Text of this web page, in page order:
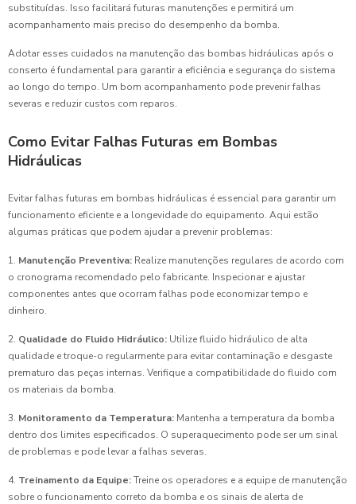
substituídas. Isso facilitará futuras manutenções e permitirá um
acompanhamento mais preciso do desempenho da bomba.
Adotar esses cuidados na manutenção das bombas hidráulicas após o
conserto é fundamental para garantir a eficiência e segurança do sistema
ao longo do tempo. Um bom acompanhamento pode prevenir falhas
severas e reduzir custos com reparos.
Como Evitar Falhas Futuras em Bombas
Hidráulicas
Evitar falhas futuras em bombas hidráulicas é essencial para garantir um
funcionamento eficiente e a longevidade do equipamento. Aqui estão
algumas práticas que podem ajudar a prevenir problemas:
1. Manutenção Preventiva: Realize manutenções regulares de acordo com
o cronograma recomendado pelo fabricante. Inspecionar e ajustar
componentes antes que ocorram falhas pode economizar tempo e
dinheiro.
2. Qualidade do Fluido Hidráulico: Utilize fluido hidráulico de alta
qualidade e troque-o regularmente para evitar contaminação e desgaste
prematuro das peças internas. Verifique a compatibilidade do fluido com
os materiais da bomba.
3. Monitoramento da Temperatura: Mantenha a temperatura da bomba
dentro dos limites especificados. O superaquecimento pode ser um sinal
de problemas e pode levar a falhas severas.
4. Treinamento da Equipe:Treine os operadores e a equipe de manutenção
sobre o funcionamento correto da bomba e os sinais de alerta de